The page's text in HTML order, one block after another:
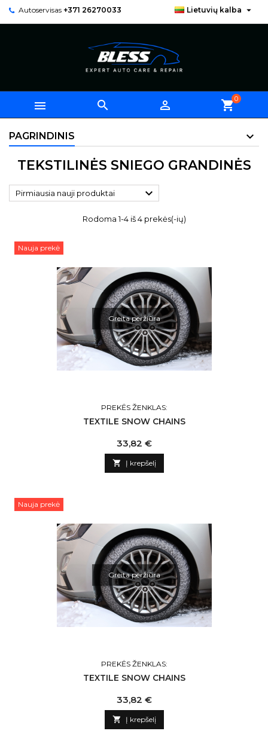
Autoservisas +371 26270033 Lietuvių kalba 
   shopping_cart0
PAGRINDINIS
TEKSTILINĖS SNIEGO GRANDINĖS
Pirmiausia nauji produktai 
Rodoma 1-4 iš 4 prekės(-ių)
Nauja prekė
Greita peržiūra
PREKĖS ŽENKLAS:
TEXTILE SNOW CHAINS
Kaina
33,82 €
 Į krepšelį
Nauja prekė
Greita peržiūra
PREKĖS ŽENKLAS:
TEXTILE SNOW CHAINS
Kaina
33,82 €
 Į krepšelį